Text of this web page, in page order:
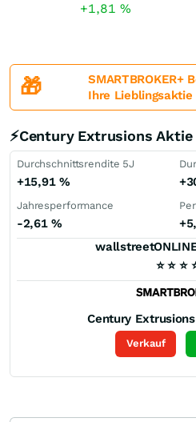
+1,81 %
🎁
SMARTBROKER+
Ihre Lieblingsaktie
⚡Century Extrusions
Durchschnittsrendite 5J
+15,91 %
Jahresperformance
-2,61%
⭐ ⭐ ⭐
Century Extrusions
Verkauf